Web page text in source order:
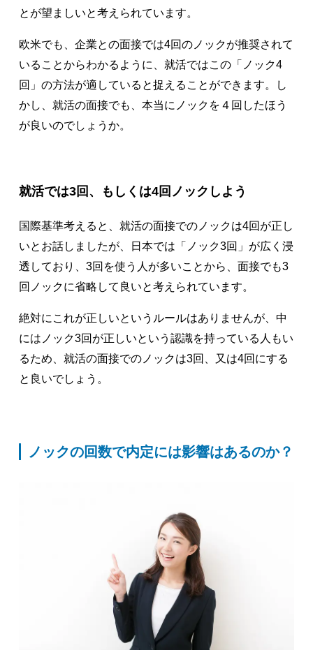
とが望ましいと考えられています。
欧米でも、企業との面接では4回のノックが推奨されて
いることからわかるように、就活ではこの「ノック4
回」の方法が適していると捉えることができます。し
かし、就活の面接でも、本当にノックを４回したほう
が良いのでしょうか。
就活では3回、もしくは4回ノックしよう
国際基準考えると、就活の面接でのノックは4回が正し
いとお話しましたが、日本では「ノック3回」が広く浸
透しており、3回を使う人が多いことから、面接でも3
回ノックに省略して良いと考えられています。
絶対にこれが正しいというルールはありませんが、中
にはノック3回が正しいという認識を持っている人もい
るため、就活の面接でのノックは3回、又は4回にする
と良いでしょう。
ノックの回数で内定には影響はあるのか？